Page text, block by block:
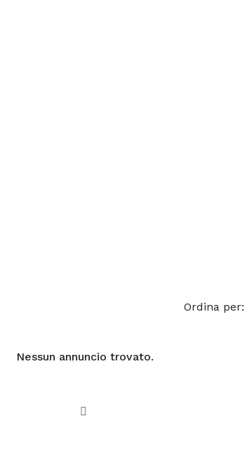
Ordina per:
Nessun annuncio trovato.